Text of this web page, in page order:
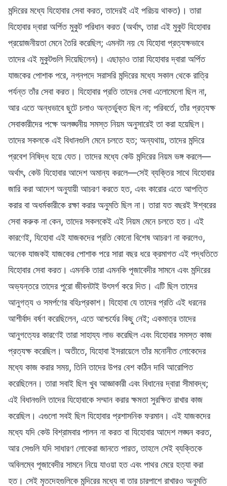
মন্দিরের মধ্যে যিহোবার সেবা করত, তাদেরই এই পরিচয় থাকত)। তারা
যিহোবার দ্বারা অর্পিত মুকুট পরিধান করত (অর্থাৎ, তারা এই মুকুট যিহোবার
প্রয়োজনীয়তা মেনে তৈরি করেছিল; এমনটা নয় যে যিহোবা প্রত্যক্ষভাবে
তাদের এই মুকুটগুলি দিয়েছিলেন)। এছাড়াও তারা যিহোবার দ্বারা অর্পিত
যাজকের পোশাক পরে, নগ্নপদে সরাসরি মন্দিরের মধ্যে সকাল থেকে রাত্রি
পর্যন্ত তাঁর সেবা করত। যিহোবার প্রতি তাদের সেবা এলোমেলো ছিল না,
আর এতে অন্ধভাবে ছুটে চলাও অন্তর্ভুক্ত ছিল না; পরিবর্তে, তাঁর প্রত্যক্ষ
সেবাকারীদের পক্ষে অলঙ্ঘনীয় সমস্ত নিয়ম অনুসারেই তা করা হয়েছিল।
তাদের সকলকে এই বিধানগুলি মেনে চলতে হত; অন্যথায়, তাদের মন্দিরে
প্রবেশ নিষিদ্ধ হয়ে যেত। তাদের মধ্যে কেউ মন্দিরের নিয়ম ভঙ্গ করলে—
অর্থাৎ, কেউ যিহোবার আদেশ অমান্য করলে—সেই ব্যক্তির সাথে যিহোবার
জারি করা আদেশ অনুযায়ী আচরণ করতে হত, এবং কারোর এতে আপত্তি
করার বা অধর্মকারীকে রক্ষা করার অনুমতি ছিল না। তারা যত বছরই ঈশ্বরের
সেবা করুক না কেন, তাদের সকলকেই এই নিয়ম মেনে চলতে হত। এই
কারণেই, যিহোবা এই যাজকদের প্রতি কোনো বিশেষ আচরণ না করলেও,
অনেক যাজকই যাজকের পোশাক পরে সারা বছর ধরে ক্রমাগত এই পদ্ধতিতে
যিহোবার সেবা করত। এমনকি তারা এমনকি পূজাবেদীর সামনে এবং মন্দিরের
অভ্যন্তরে তাদের পুরো জীবনটাই উৎসর্গ করে দিত। এটি ছিল তাদের
আনুগত্য ও সমর্পণের বহিঃপ্রকাশ। যিহোবা যে তাদের প্রতি এই ধরনের
আশীর্বাদ বর্ষণ করেছিলেন, এতে আশ্চর্যের কিছু নেই; একমাত্র তাদের
আনুগত্যের কারণেই তারা সাহায্য লাভ করেছিল এবং যিহোবার সমস্ত কাজ
প্রত্যক্ষ করেছিল। অতীতে, যিহোবা ইসরায়েলে তাঁর মনোনীত লোকেদের
মধ্যে কাজ করার সময়, তিনি তাদের উপর বেশ কঠিন দাবি আরোপিত
করেছিলেন। তারা সবাই ছিল খুব আজ্ঞাকারী এবং বিধানের দ্বারা সীমাবদ্ধ;
এই বিধানগুলি তাদের যিহোবাকে সম্মান করার ক্ষমতা সুরক্ষিত রাখার কাজ
করেছিল। এগুলো সবই ছিল যিহোবার প্রশাসনিক ফরমান। এই যাজকদের
মধ্যে যদি কেউ বিশ্রামবার পালন না করত বা যিহোবার আদেশ লঙ্ঘন করত,
আর সেগুলি যদি সাধারণ লোকেরা জানতে পারত, তাহলে সেই ব্যক্তিকে
অবিলম্বে পূজাবেদীর সামনে নিয়ে যাওয়া হত এবং পাথর মেরে হত্যা করা
হত। সেই মৃতদেহগুলিকে মন্দিরের মধ্যে বা তার চারপাশে রাখারও অনুমতি